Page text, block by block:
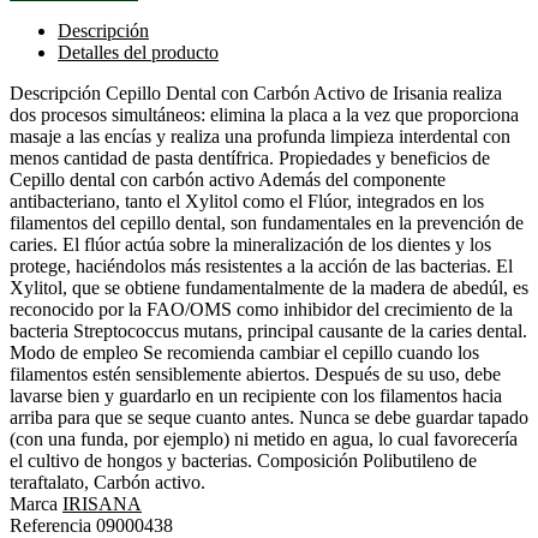
Descripción
Detalles del producto
Descripción Cepillo Dental con Carbón Activo de Irisania realiza
dos procesos simultáneos: elimina la placa a la vez que proporciona
masaje a las encías y realiza una profunda limpieza interdental con
menos cantidad de pasta dentífrica. Propiedades y beneficios de
Cepillo dental con carbón activo Además del componente
antibacteriano, tanto el Xylitol como el Flúor, integrados en los
filamentos del cepillo dental, son fundamentales en la prevención de
caries. El flúor actúa sobre la mineralización de los dientes y los
protege, haciéndolos más resistentes a la acción de las bacterias. El
Xylitol, que se obtiene fundamentalmente de la madera de abedúl, es
reconocido por la FAO/OMS como inhibidor del crecimiento de la
bacteria Streptococcus mutans, principal causante de la caries dental.
Modo de empleo Se recomienda cambiar el cepillo cuando los
filamentos estén sensiblemente abiertos. Después de su uso, debe
lavarse bien y guardarlo en un recipiente con los filamentos hacia
arriba para que se seque cuanto antes. Nunca se debe guardar tapado
(con una funda, por ejemplo) ni metido en agua, lo cual favorecería
el cultivo de hongos y bacterias. Composición Polibutileno de
teraftalato, Carbón activo.
Marca IRISANA
Referencia 09000438